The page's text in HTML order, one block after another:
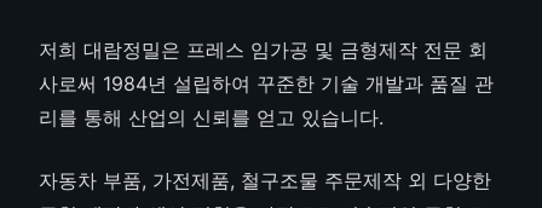
저희 대람정밀은 프레스 임가공 및 금형제작 전문 회
사로써 1984년 설립하여 꾸준한 기술 개발과 품질 관
리를 통해 산업의 신뢰를 얻고 있습니다.
자동차 부품, 가전제품, 철구조물 주문제작 외 다양한